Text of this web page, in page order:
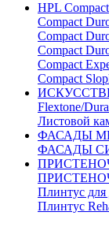
HPL Compact
Compact
Compact
Compact
Compact
Compact
Flextone/
Листовой
ФАСАДЫ
ФАСАДЫ
Плинтус
Плинтус